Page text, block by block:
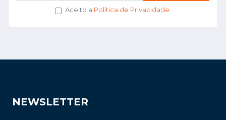
Aceito a Política de Privacidade
NEWSLETTER